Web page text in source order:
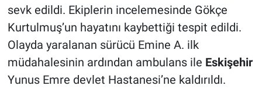
sevk edildi. Ekiplerin incelemesinde Gökçe
Kurtulmuş’un hayatını kaybettiği tespit edildi.
Olayda yaralanan sürücü Emine A. ilk
müdahalesinin ardından ambulans ile Eskişehir
Yunus Emre devlet Hastanesi’ne kaldırıldı.